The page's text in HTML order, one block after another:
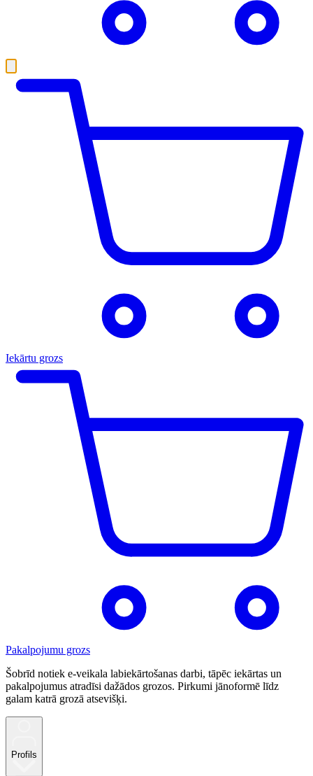
Iekārtu grozs
Pakalpojumu grozs
Šobrīd notiek e-veikala labiekārtošanas darbi, tāpēc iekārtas un
pakalpojumus atradīsi dažādos grozos. Pirkumi jānoformē līdz
galam katrā grozā atsevišķi.
Profils